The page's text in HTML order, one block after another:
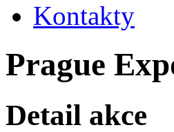
Kontakty
Prague
Detail akce